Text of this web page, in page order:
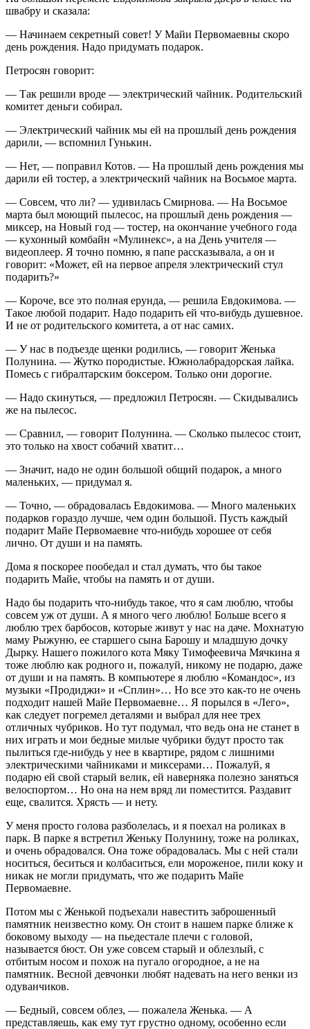
швабру и сказала:
— Начинаем секретный совет! У Майи Первомаевны скоро
день рождения. Надо придумать подарок.
Петросян говорит:
— Так решили вроде — электрический чайник. Родительский
комитет деньги собирал.
— Электрический чайник мы ей на прошлый день рождения
дарили, — вспомнил Гунькин.
— Нет, — поправил Котов. — На прошлый день рождения мы
дарили ей тостер, а электрический чайник на Восьмое марта.
— Совсем, что ли? — удивилась Смирнова. — На Восьмое
марта был моющий пылесос, на прошлый день рождения —
миксер, на Новый год — тостер, на окончание учебного года
— кухонный комбайн «Мулинекс», а на День учителя —
видеоплеер. Я точно помню, я папе рассказывала, а он и
говорит: «Может, ей на первое апреля электрический стул
подарить?»
— Короче, все это полная ерунда, — решила Евдокимова. —
Такое любой подарит. Надо подарить ей что-вибудь душевное.
И не от родительского комитета, а от нас самих.
— У нас в подъезде щенки родились, — говорит Женька
Полунина. — Жутко породистые. Южнолабрадорская лайка.
Помесь с гибралтарским боксером. Только они дорогие.
— Надо скинуться, — предложил Петросян. — Скидывались
же на пылесос.
— Сравнил, — говорит Полунина. — Сколько пылесос стоит,
это только на хвост собачий хватит…
— Значит, надо не один большой общий подарок, а много
маленьких, — придумал я.
— Точно, — обрадовалась Евдокимова. — Много маленьких
подарков гораздо лучше, чем один большой. Пусть каждый
подарит Майе Первомаевне что-нибудь хорошее от себя
лично. От души и на память.
Дома я поскорее пообедал и стал думать, что бы такое
подарить Майе, чтобы на память и от души.
Надо бы подарить что-нибудь такое, что я сам люблю, чтобы
совсем уж от души. А я много чего люблю! Больше всего я
люблю трех барбосов, которые живут у нас на даче. Мохнатую
маму Рыжуню, ее старшего сына Барошу и младшую дочку
Дырку. Нашего пожилого кота Мяку Тимофеевича Мячкина я
тоже люблю как родного и, пожалуй, никому не подарю, даже
от души и на память. В компьютере я люблю «Командос», из
музыки «Продиджи» и «Сплин»… Но все это как-то не очень
подходит нашей Майе Первомаевне… Я порылся в «Лего»,
как следует погремел деталями и выбрал для нее трех
отличных чубриков. Но тут подумал, что ведь она не станет в
них играть и мои бедные милые чубрики будут просто так
пылиться где-нибудь у нее в квартире, рядом с лишними
электрическими чайниками и миксерами… Пожалуй, я
подарю ей свой старый велик, ей наверняка полезно заняться
велоспортом… Но она на нем вряд ли поместится. Раздавит
еще, свалится. Хрясть — и нету.
У меня просто голова разболелась, и я поехал на роликах в
парк. В парке я встретил Женьку Полунину, тоже на роликах,
и очень обрадовался. Она тоже обрадовалась. Мы с ней стали
носиться, беситься и колбаситься, ели мороженое, пили коку и
никак не могли придумать, что же подарить Майе
Первомаевне.
Потом мы с Женькой подъехали навестить заброшенный
памятник неизвестно кому. Он стоит в нашем парке ближе к
боковому выходу — на пьедестале плечи с головой,
называется бюст. Он уже совсем старый и облезлый, с
отбитым носом и похож на пугало огородное, а не на
памятник. Весной девчонки любят надевать на него венки из
одуванчиков.
— Бедный, совсем облез, — пожалела Женька. — А
представляешь, как ему тут грустно одному, особенно если